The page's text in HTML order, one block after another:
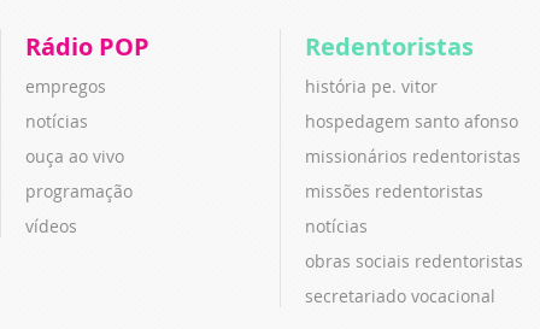
Rádio POP
empregos
notícias
ouça ao vivo
programação
vídeos
Redentoristas
história pe. vitor
hospedagem santo afonso
missionários redentoristas
missões redentoristas
notícias
obras sociais redentoristas
secretariado vocacional